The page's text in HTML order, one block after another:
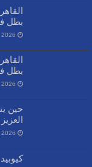
بطل
2026 أغسطس 05
بطل
2026 أغسطس 04
حين
العزيز
2026 يوليو 30